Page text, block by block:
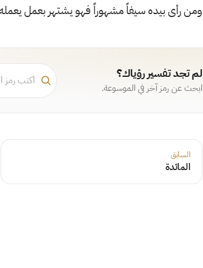
ومن رأى بيده سيفاً مشهوراً فهو يشتهر بعمل
لم تجد تفسير رؤياك؟
ابحث عن رمز آخر في الموسوعة.
السابق
المائدة